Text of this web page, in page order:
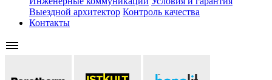
Выездной архитектор Контроль качества
Контакты